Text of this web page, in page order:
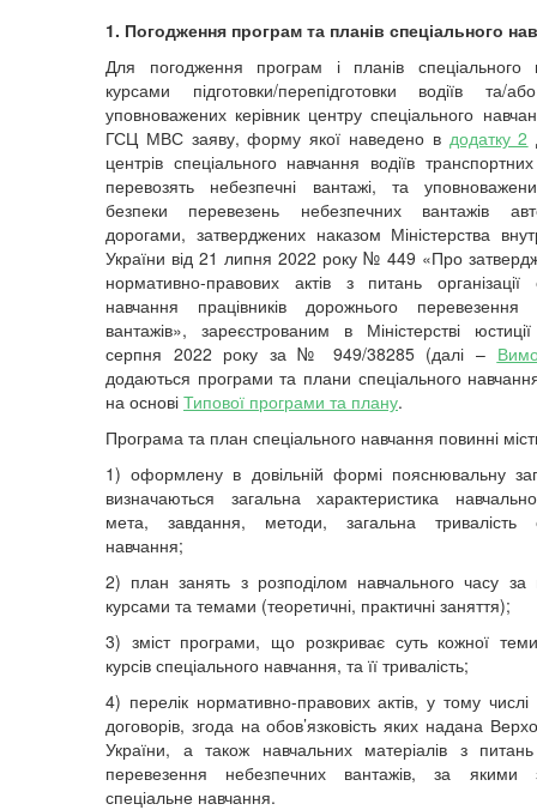
1. Погодження програм та планів спеціального
Для погодження програм і планів спеціального
курсами підготовки/перепідготовки водіїв та/
уповноважених керівник центру спеціального
ГСЦ МВС заяву, форму якої наведено в додатку 2
центрів спеціального навчання водіїв
перевозять небезпечні вантажі, та
безпеки перевезень небезпечних вантажів
дорогами, затверджених наказом Міністерства
України від 21 липня 2022 року № 449 «Про
нормативно-правових актів з питань організації
навчання працівників дорожнього перевезення
вантажів», зареєстрованим в Міністерстві
серпня 2022 року за № 949/38285 (далі –
додаються програми та плани спеціального
на основі Типової програми та плану.
Програма та план спеціального навчання повинні
1) оформлену в довільній формі пояснювальну
визначаються загальна характеристика
мета, завдання, методи, загальна тривалість
навчання;
2) план занять з розподілом навчального часу за
курсами та темами (теоретичні, практичні заняття);
3) зміст програми, що розкриває суть кожної теми
курсів спеціального навчання, та її тривалість;
4) перелік нормативно-правових актів, у тому
договорів, згода на обов’язковість яких надана
України, а також навчальних матеріалів з
перевезення небезпечних вантажів, за якими
спеціальне навчання.